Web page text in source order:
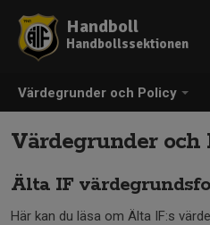
Värdegrunder och Policy
Handboll
Handbollssektionen
Värdegrunder och
Älta IF
Här kan du läsa om Älta IF:s